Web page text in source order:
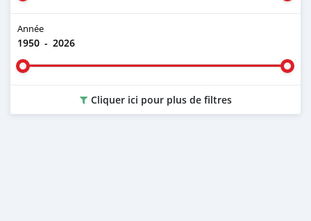
Année
1950 - 2026
Cliquer ici pour plus de filtres